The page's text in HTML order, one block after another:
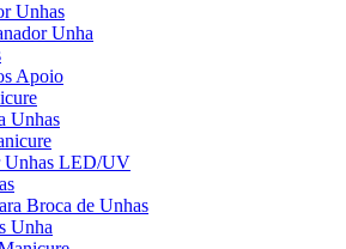
Unhas
Unha
Apoio
Unhas
Unhas LED/UV
Broca de Unhas
Unha